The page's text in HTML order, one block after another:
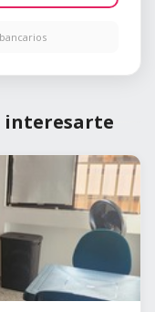
interesarte